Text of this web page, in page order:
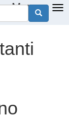
Menu